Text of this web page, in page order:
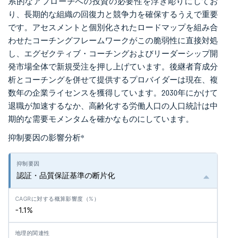
り、長期的な組織の回復力と競争力を確保するうえで重要
です。アセスメントと個別化されたロードマップを組み合
わせたコーチングフレームワークがこの脆弱性に直接対処
し、エグゼクティブ・コーチングおよびリーダーシップ開
発市場全体で新規受注を押し上げています。後継者育成分
析とコーチングを併せて提供するプロバイダーは現在、複
数年の企業ライセンスを獲得しています。2030年にかけて
退職が加速するなか、高齢化する労働人口の人口統計は中
期的な需要モメンタムを確かなものにしています。
抑制要因の影響分析*
認証・品質保証基準の断片化
-1.1%